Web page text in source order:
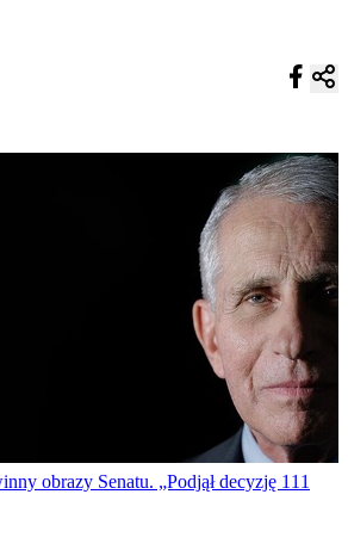
obrazy Senatu. „Podjął decyzję 111